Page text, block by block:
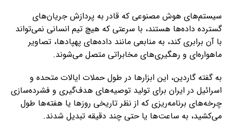
سیستم‌های هوش مصنوعی که قادر به پردازش جریان‌های
گسترده داده‌ها هستند، با سرعتی که هیچ تیم انسانی نمی‌تواند
با آن برابری کند، به منابعی مانند داده‌های پهپادها، تصاویر
ماهواره‌ای و رهگیری‌های مخابراتی متصل می‌شوند.
به گفته گاردین، این ابزارها در طول حملات ایالات متحده و
اسرائیل در ایران برای تولید توصیه‌های هدف‌گیری و فشرده‌سازی
چرخه‌های برنامه‌ریزی که از نظر تاریخی روزها یا هفته‌ها طول
می‌کشید، به ساعت‌ها یا حتی چند دقیقه تبدیل شدند.